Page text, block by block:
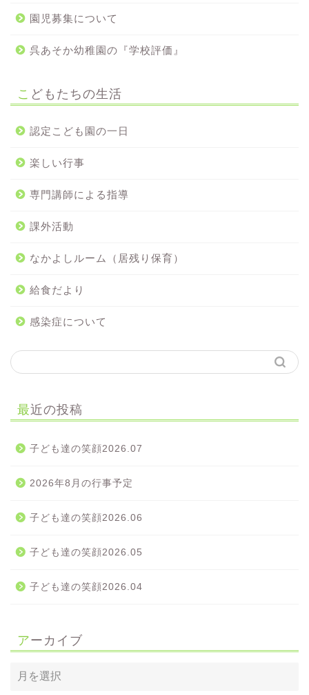
園児募集について
呉あそか幼稚園の『学校評価』
こどもたちの生活
認定こども園の一日
楽しい行事
専門講師による指導
課外活動
なかよしルーム（居残り保育）
給食だより
感染症について
最近の投稿
子ども達の笑顔2026.07
2026年8月の行事予定
子ども達の笑顔2026.06
子ども達の笑顔2026.05
子ども達の笑顔2026.04
アーカイブ